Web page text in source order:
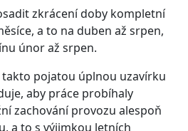
zkrácení doby kompletní
a to na duben až srpen,
únor až srpen.
takto poja­tou úplnou uzavírku
aby práce probíhaly
zachování provozu alespoň
a to s výjimkou letních